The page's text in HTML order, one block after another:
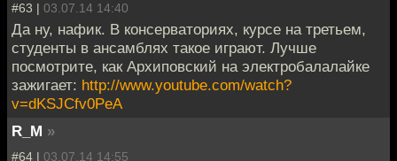
#63 | 03.07.14 14:40
Да ну, нафик. В консерваториях, курсе на третьем,
студенты в ансамблях такое играют. Лучше
посмотрите, как Архиповский на электробалалайке
зажигает: http://www.youtube.com/watch?
v=dKSJCfv0PeA
R_M »
#64 | 03.07.14 14:55